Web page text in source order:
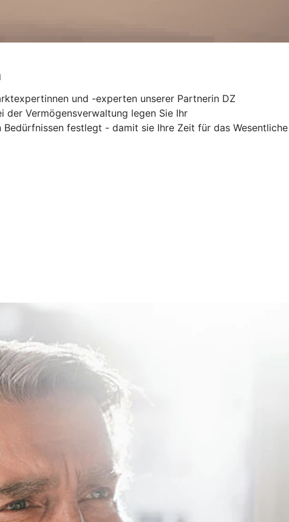
und -experten unserer Partnerin DZ
der Vermögensverwaltung legen Sie Ihr
festlegt - damit sie Ihre Zeit für das Wesentliche